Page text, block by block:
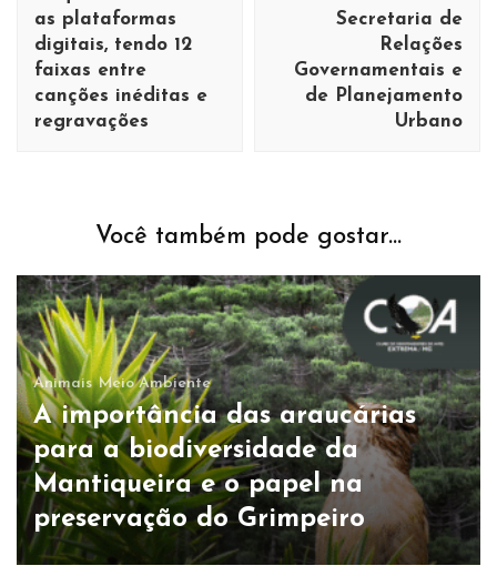
as plataformas
digitais, tendo 12
faixas entre
canções inéditas e
regravações
Secretaria de
Relações
Governamentais e
de Planejamento
Urbano
Você também pode gostar...
Animais Meio Ambiente
A importância das araucárias
para a biodiversidade da
Mantiqueira e o papel na
preservação do Grimpeiro